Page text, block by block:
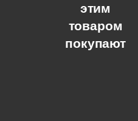
этим
товаром
покупают